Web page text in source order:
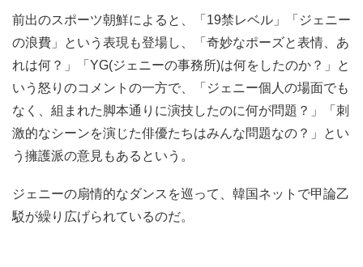
前出のスポーツ朝鮮によると、「19禁レベル」「ジェニー
の浪費」という表現も登場し、「奇妙なポーズと表情、あ
れは何？」「YG(ジェニーの事務所)は何をしたのか？」と
いう怒りのコメントの一方で、「ジェニー個人の場面でも
なく、組まれた脚本通りに演技したのに何が問題？」「刺
激的なシーンを演じた俳優たちはみんな問題なの？」とい
う擁護派の意見もあるという。
ジェニーの扇情的なダンスを巡って、韓国ネットで甲論乙
駁が繰り広げられているのだ。